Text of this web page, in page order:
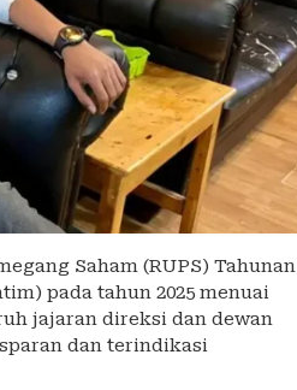
Saham (RUPS) Tahunan
pada tahun 2025 menuai
jajaran direksi dan dewan
dan terindikasi